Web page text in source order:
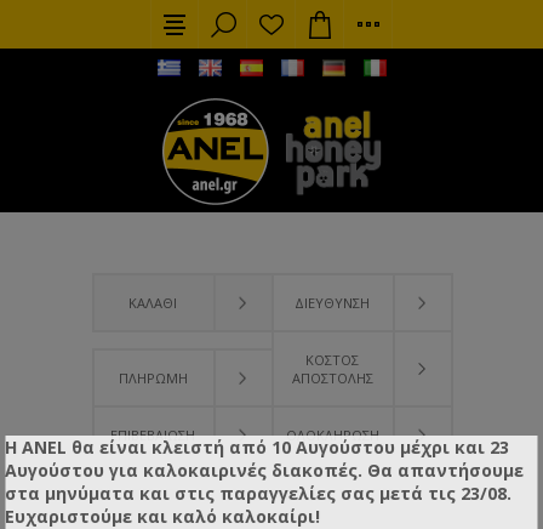
ΚΑΛΆΘΙ ΔΙΕΎΘΥΝΣΗ
ΠΛΗΡΩΜΗ
ΚΌΣΤΟΣ
ΑΠΟΣΤΟΛΉΣ
ΕΠΙΒΕΒΑΊΩΣΗ ΟΛΟΚΛΉΡΩΣΗ
Η ANEL θα είναι κλειστή από 10 Αυγούστου μέχρι και 23
Αυγούστου για καλοκαιρινές διακοπές. Θα απαντήσουμε
στα μηνύματα και στις παραγγελίες σας μετά τις 23/08.
Ευχαριστούμε και καλό καλοκαίρι!